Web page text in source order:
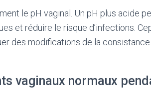
le pH vaginal. Un pH plus acide
et réduire le risque d’infections.
des modifications de la consistance
vaginaux normaux